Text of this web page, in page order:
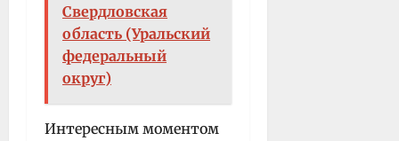
Свердловская
область (Уральский
федеральный
округ)
Интересным моментом